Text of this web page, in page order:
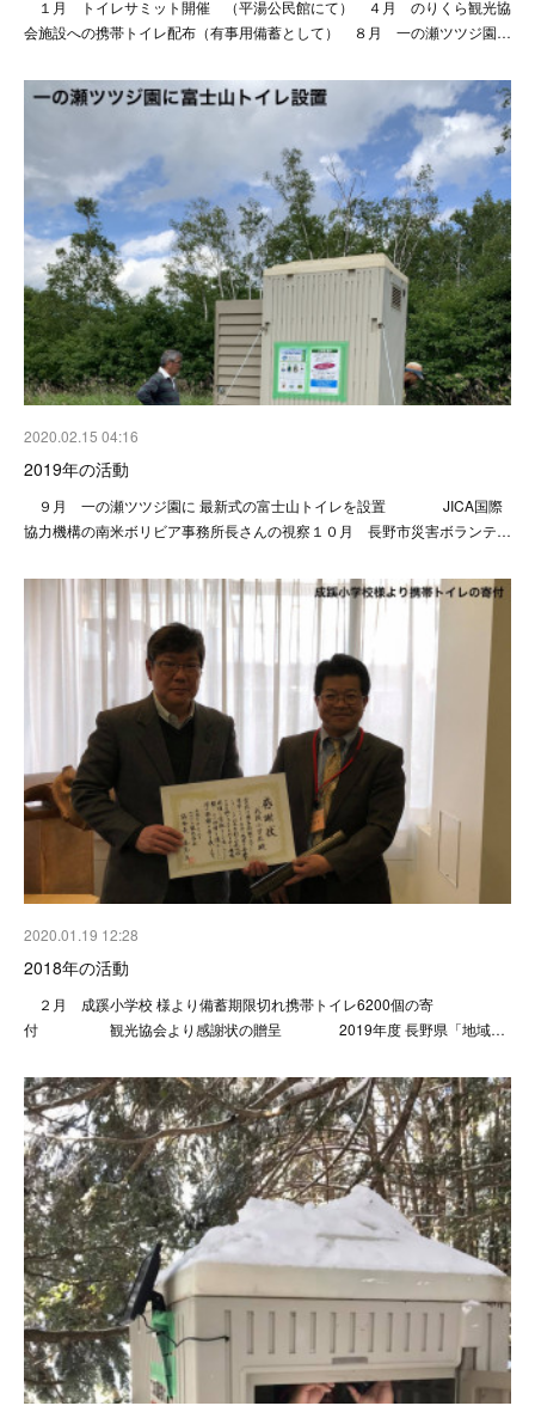
１月 トイレサミット開催 （平湯公民館にて） ４月 のりくら観光協
会施設への携帯トイレ配布（有事用備蓄として） ８月 一の瀬ツツジ園…
2020.02.15 04:16
2019年の活動
９月 一の瀬ツツジ園に 最新式の富士山トイレを設置 JICA国際
協力機構の南米ボリビア事務所長さんの視察１０月 長野市災害ボランテ…
2020.01.19 12:28
2018年の活動
２月 成蹊小学校 様より備蓄期限切れ携帯トイレ6200個の寄
付 観光協会より感謝状の贈呈 2019年度 長野県「地域…